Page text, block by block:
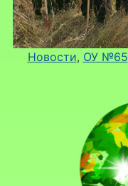
Новости, ОУ №65